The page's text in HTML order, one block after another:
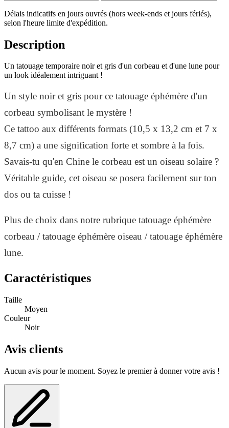
Délais indicatifs en jours ouvrés (hors week-ends et jours fériés),
selon l'heure limite d'expédition.
Description
Un tatouage temporaire noir et gris d'un corbeau et d'une lune pour
un look idéalement intriguant !
Un style noir et gris pour ce tatouage éphémère d'un
corbeau symbolisant le mystère !
Ce tattoo aux différents formats (10,5 x 13,2 cm et 7 x
8,7 cm) a une signification forte et sombre à la fois.
Savais-tu qu'en Chine le corbeau est un oiseau solaire ?
Véritable guide, cet oiseau se posera facilement sur ton
dos ou ta cuisse !
Plus de choix dans notre rubrique tatouage éphémère
corbeau / tatouage éphémère oiseau / tatouage éphémère
lune.
Caractéristiques
Taille
Moyen
Couleur
Noir
Avis clients
Aucun avis pour le moment. Soyez le premier à donner votre avis !